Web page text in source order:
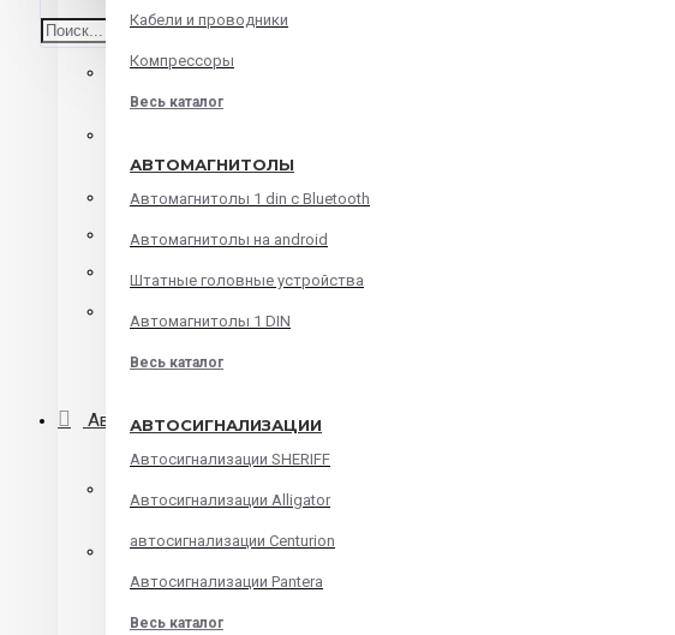
Кабели и проводники
Компрессоры
Весь каталог
АВТОМАГНИТОЛЫ
Автомагнитолы 1 din с Bluetooth
Автомагнитолы на android
Штатные головные устройства
Автомагнитолы 1 DIN
Весь каталог
АВТОСИГНАЛИЗАЦИИ
Автосигнализации SHERIFF
Автосигнализации Alligator
автосигнализации Centurion
Автосигнализации Pantera
Весь каталог
Среднечастотные динамики
Корпусная акустика
Компонентная акустика
Твитеры
Корпуса для сабвуфера
Автомагнитолы
Автомагнитолы на android
Штатные головные устройства